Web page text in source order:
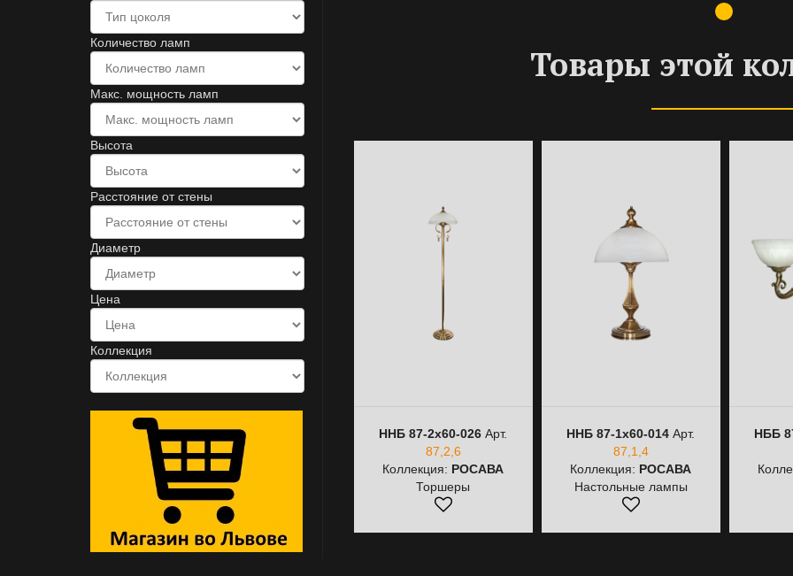
Количество ламп
Макс. мощность ламп
Высота
Расстояние от стены
Диаметр
Цена
Коллекция
Товары этой
ННБ 87-2х60-026 Арт.
87,2,6
Коллекция: РОСАВА
Торшеры
ННБ 87-1х60-014 Арт.
87,1,4
Коллекция: РОСАВА
Настольные лампы
НББ